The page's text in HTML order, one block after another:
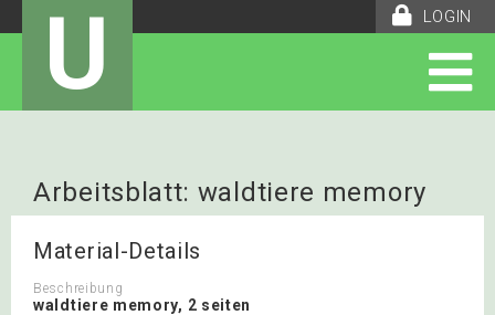
LOGIN
U
Arbeitsblatt: waldtiere memory
Material-Details
Beschreibung
waldtiere memory, 2 seiten